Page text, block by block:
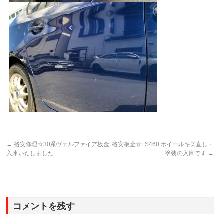
← 格安修理☆30系ヴェルファイア板金
入庫いたしました
格安板金☆LS460 ホイールキズ直し・
塗装の入庫です →
コメントを残す